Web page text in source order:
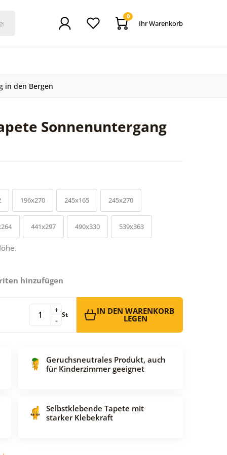
0
Ihr Warenkorb
in den Bergen
Sonnenuntergang
196x270 245x165 245x270
441x297 490x330 539x363
hinzufügen
-
+ St IN DEN WARENKORB
LEGEN
Geruchsneutrales Produkt, auch
für Kinderzimmer geeignet
Selbstklebende Tapete mit
starker Klebekraft